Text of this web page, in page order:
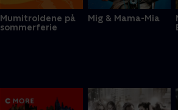
Mumitroldene på
sommerferie
Mig & Mama-Mia